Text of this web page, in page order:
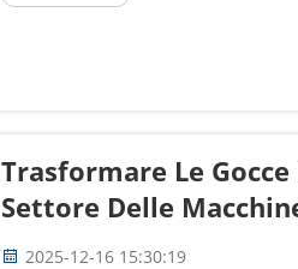
Trasformare Le
Settore Delle
2025-12-16 15:30:19